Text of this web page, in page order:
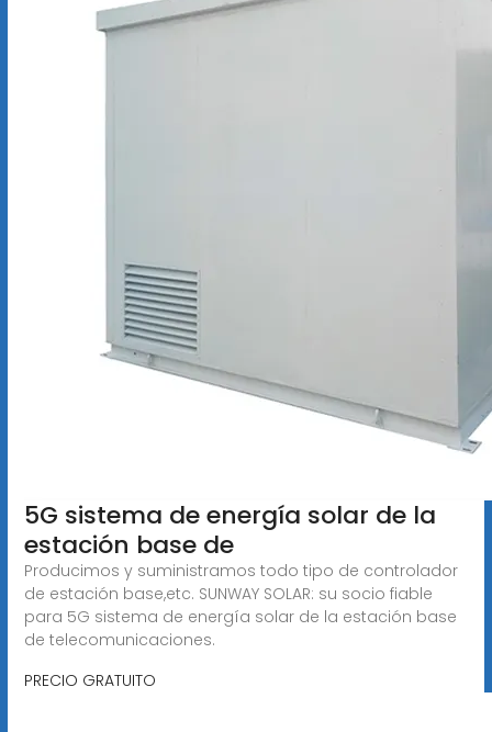
5G sistema de energía solar de la
estación base de
Producimos y suministramos todo tipo de controlador
de estación base,etc. SUNWAY SOLAR: su socio fiable
para 5G sistema de energía solar de la estación base
de telecomunicaciones.
PRECIO GRATUITO